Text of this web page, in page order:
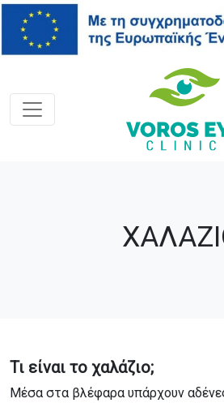
Τι είναι το χαλάζιο;
Μέσα στα βλέφαρα υπάρχουν